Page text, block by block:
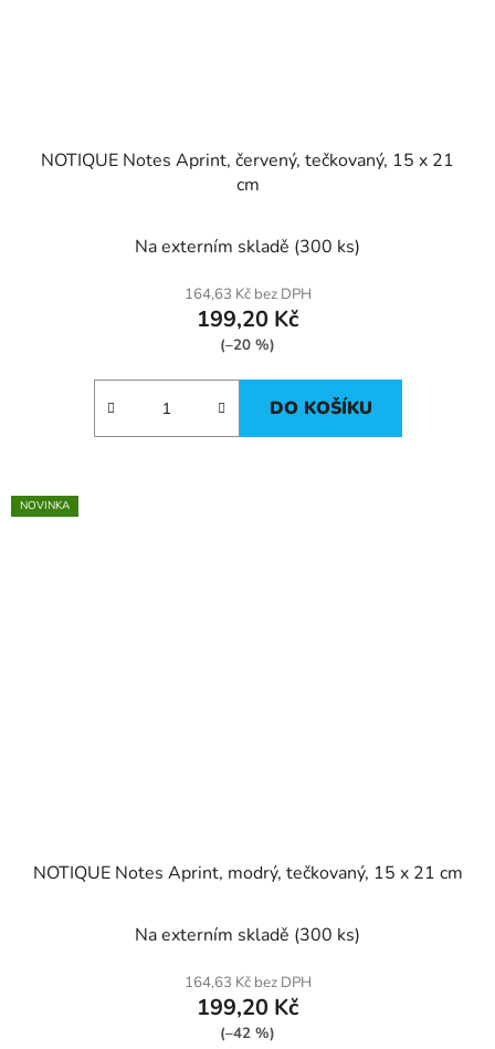
NOTIQUE Notes Aprint, červený, tečkovaný, 15 x 21
cm
Na externím skladě (300 ks)
164,63 Kč bez DPH
199,20 Kč
(–20 %)
DO KOŠÍKU
NOVINKA
NOTIQUE Notes Aprint, modrý, tečkovaný, 15 x 21 cm
Na externím skladě (300 ks)
164,63 Kč bez DPH
199,20 Kč
(–42 %)